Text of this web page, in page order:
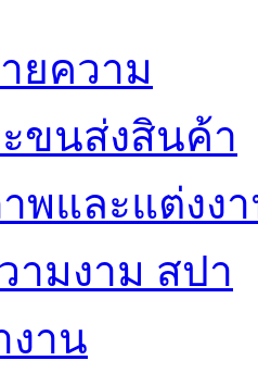
ยความ
ขนส่งสินค้า
พและแต่งง
ามงาม สปา
งาน